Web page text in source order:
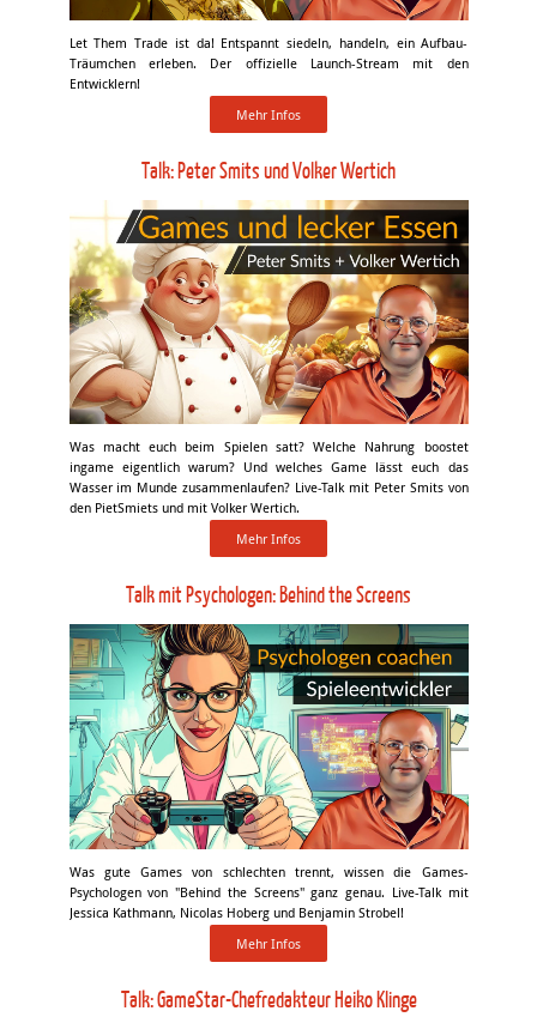
Let Them Trade ist da! Entspannt siedeln, handeln, ein Aufbau-
Träumchen erleben. Der offizielle Launch-Stream mit den
Entwicklern!
Mehr Infos
Talk: Peter Smits und Volker Wertich
Was macht euch beim Spielen satt? Welche Nahrung boostet
ingame eigentlich warum? Und welches Game lässt euch das
Wasser im Munde zusammenlaufen? Live-Talk mit Peter Smits von
den PietSmiets und mit Volker Wertich.
Mehr Infos
Talk mit Psychologen: Behind the Screens
Was gute Games von schlechten trennt, wissen die Games-
Psychologen von "Behind the Screens" ganz genau. Live-Talk mit
Jessica Kathmann, Nicolas Hoberg und Benjamin Strobel!
Mehr Infos
Talk: GameStar-Chefredakteur Heiko Klinge